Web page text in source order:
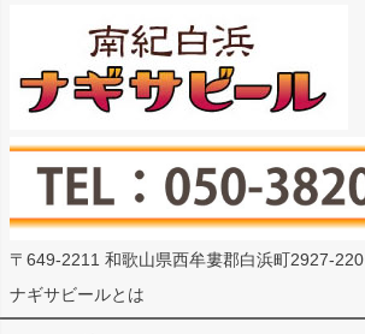
〒649-2211 和歌山県西牟婁郡白浜町2927-220
ナギサビールとは